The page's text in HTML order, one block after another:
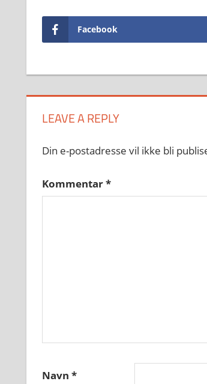
Facebook
LEAVE A REPLY
Din e-postadresse vil ikke bli
Kommentar*
Navn *